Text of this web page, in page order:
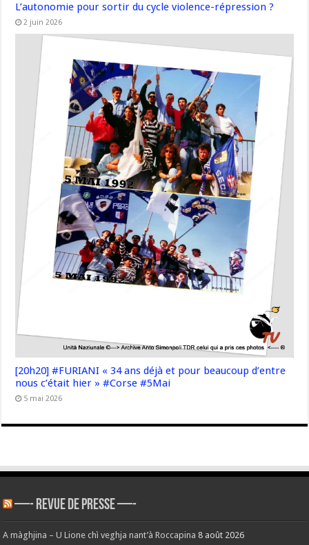
L’autonomie pour sortir du cycle violence-répression ?
2 juin 2026
[20h20] #FURIANI « 34 ans déjà et pour beaucoup d’entre
nous c’était hier » #Corse #5Mai
5 mai 2026
—- REVUE DE PRESSE —-
A màghjina – U Lione chì veghja nant’à Roccapina 8 août 2026